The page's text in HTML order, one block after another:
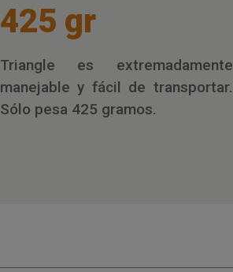
425 gr
Triangle es extremadamente
manejable y fácil de transportar.
Sólo pesa 425 gramos.